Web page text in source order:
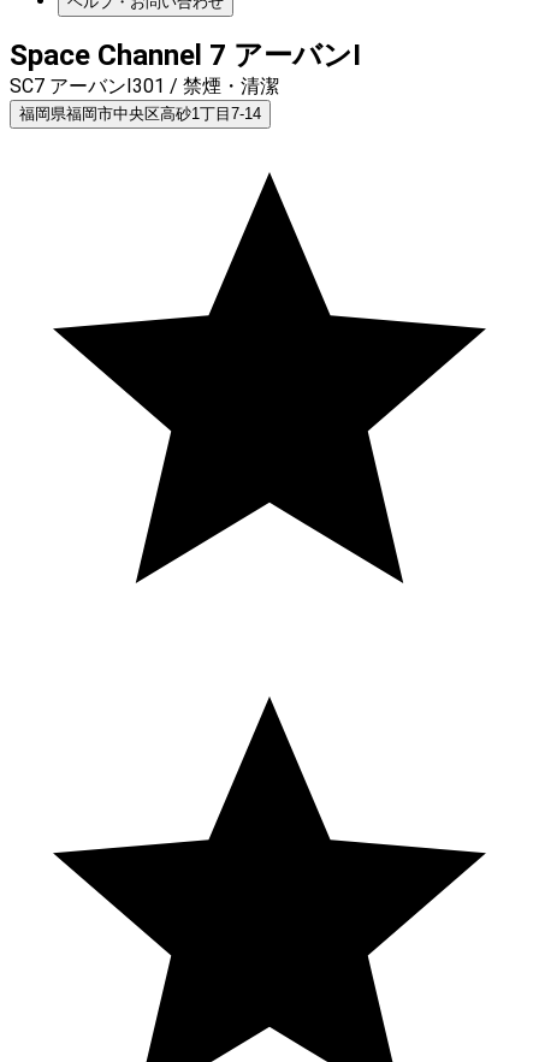
Space Channel 7 アーバンⅠ
SC7 アーバンⅠ301 / 禁煙・清潔
福岡県福岡市中央区高砂1丁目7-14